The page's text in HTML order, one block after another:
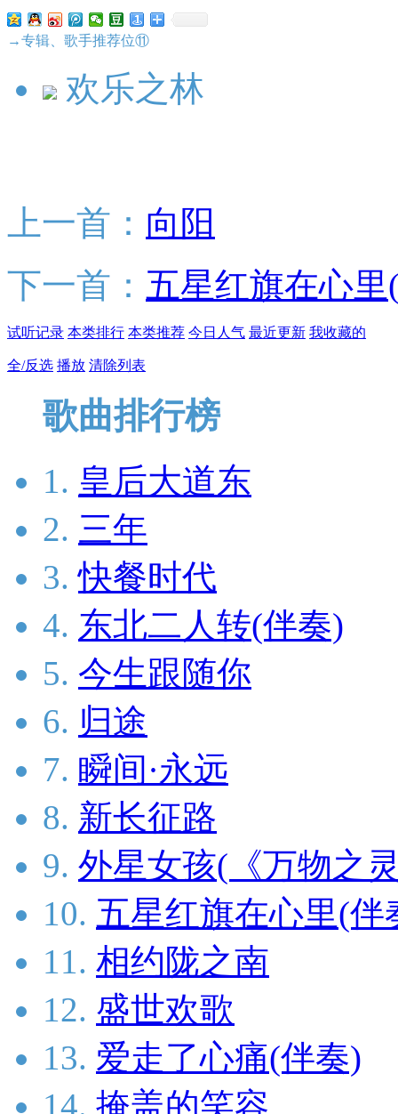
→专辑、歌手推荐位⑪
欢乐之林
上一首： 向阳
下一首： 五星红旗在心里
试听记录 本类排行 本类推荐 今日人气 最近更新 我收藏的
全/反选 播放 清除列表
歌曲排行榜
1. 皇后大道东
2. 三年
3. 快餐时代
4. 东北二人转(伴奏)
5. 今生跟随你
6. 归途
7. 瞬间·永远
8. 新长征路
9. 外星女孩(《万物之
10. 五星红旗在心里(伴
11. 相约陇之南
12. 盛世欢歌
13. 爱走了心痛(伴奏)
14. 掩盖的笑容